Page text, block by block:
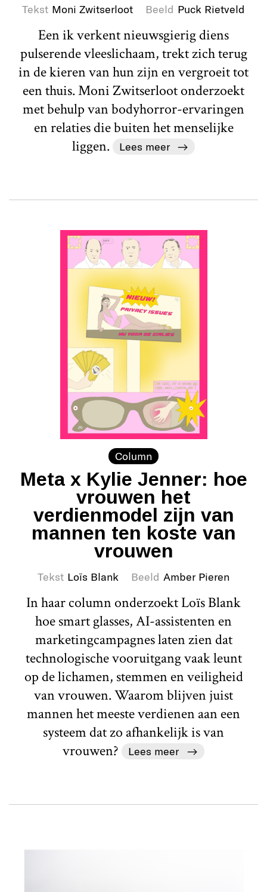
Tekst Moni Zwitserloot Beeld Puck Rietveld
Een ik verkent nieuwsgierig diens
pulserende vleeslichaam, trekt zich terug
in de kieren van hun zijn en vergroeit tot
een thuis. Moni Zwitserloot onderzoekt
met behulp van bodyhorror-ervaringen
en relaties die buiten het menselijke
liggen.
Lees meer
Column
Meta x Kylie Jenner: hoe
vrouwen het
verdienmodel zijn van
mannen ten koste van
vrouwen
Tekst Loïs Blank Beeld Amber Pieren
In haar column onderzoekt Loïs Blank
hoe smart glasses, AI-assistenten en
marketingcampagnes laten zien dat
technologische vooruitgang vaak leunt
op de lichamen, stemmen en veiligheid
van vrouwen. Waarom blijven juist
mannen het meeste verdienen aan een
systeem dat zo afhankelijk is van
vrouwen?
Lees meer